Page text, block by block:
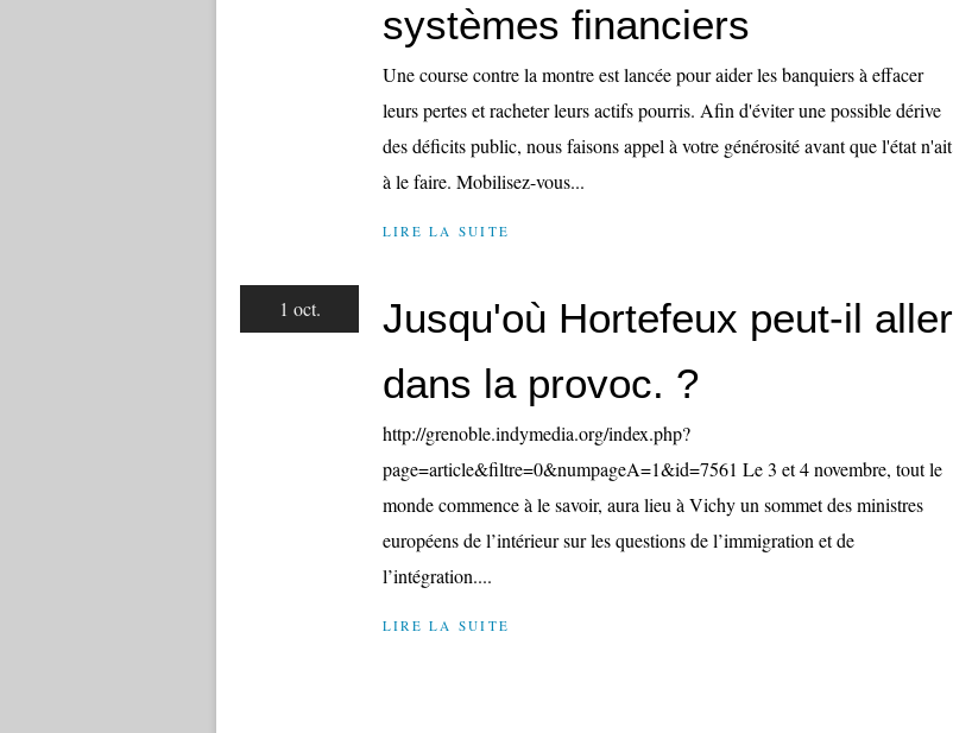
systèmes financiers
Une course contre la montre est lancée pour aider les banquiers à effacer
leurs pertes et racheter leurs actifs pourris. Afin d'éviter une possible dérive
des déficits public, nous faisons appel à votre générosité avant que l'état n'ait
à le faire. Mobilisez-vous...
LIRE LA SUITE
1 oct.
Jusqu'où Hortefeux peut-il aller
dans la provoc. ?
http://grenoble.indymedia.org/index.php?
page=article&filtre=0&numpageA=1&id=7561 Le 3 et 4 novembre, tout le
monde commence à le savoir, aura lieu à Vichy un sommet des ministres
européens de l’intérieur sur les questions de l’immigration et de
l’intégration....
LIRE LA SUITE